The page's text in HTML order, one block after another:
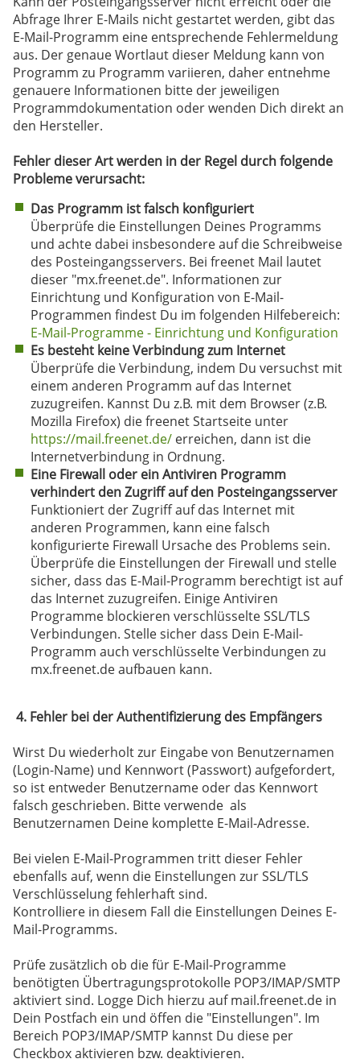
Abfrage Ihrer E-Mails nicht gestartet werden, gibt das
E-Mail-Programm eine entsprechende Fehlermeldung
aus. Der genaue Wortlaut dieser Meldung kann von
Programm zu Programm variieren, daher entnehme
genauere Informationen bitte der jeweiligen
Programmdokumentation oder wenden Dich direkt an
den Hersteller.
Fehler dieser Art werden in der Regel durch folgende
Probleme verursacht:
Das Programm ist falsch konfiguriert
Überprüfe die Einstellungen Deines Programms
und achte dabei insbesondere auf die Schreibweise
des Posteingangsservers. Bei freenet Mail lautet
dieser "mx.freenet.de". Informationen zur
Einrichtung und Konfiguration von E-Mail-
Programmen findest Du im folgenden Hilfebereich:
E-Mail-Programme - Einrichtung und Konfiguration
Es besteht keine Verbindung zum Internet
Überprüfe die Verbindung, indem Du versuchst mit
einem anderen Programm auf das Internet
zuzugreifen. Kannst Du z.B. mit dem Browser (z.B.
Mozilla Firefox) die freenet Startseite unter
https://mail.freenet.de/ erreichen, dann ist die
Internetverbindung in Ordnung.
Eine Firewall oder ein Antiviren Programm
verhindert den Zugriff auf den Posteingangsserver
Funktioniert der Zugriff auf das Internet mit
anderen Programmen, kann eine falsch
konfigurierte Firewall Ursache des Problems sein.
Überprüfe die Einstellungen der Firewall und stelle
sicher, dass das E-Mail-Programm berechtigt ist auf
das Internet zuzugreifen. Einige Antiviren
Programme blockieren verschlüsselte SSL/TLS
Verbindungen. Stelle sicher dass Dein E-Mail-
Programm auch verschlüsselte Verbindungen zu
mx.freenet.de aufbauen kann.
4. Fehler bei der Authentifizierung des Empfängers
Wirst Du wiederholt zur Eingabe von Benutzernamen
(Login-Name) und Kennwort (Passwort) aufgefordert,
so ist entweder Benutzername oder das Kennwort
falsch geschrieben. Bitte verwende als
Benutzernamen Deine komplette E-Mail-Adresse.
Bei vielen E-Mail-Programmen tritt dieser Fehler
ebenfalls auf, wenn die Einstellungen zur SSL/TLS
Verschlüsselung fehlerhaft sind.
Kontrolliere in diesem Fall die Einstellungen Deines E-
Mail-Programms.
Prüfe zusätzlich ob die für E-Mail-Programme
benötigten Übertragungsprotokolle POP3/IMAP/SMTP
aktiviert sind. Logge Dich hierzu auf mail.freenet.de in
Dein Postfach ein und öffen die "Einstellungen". Im
Bereich POP3/IMAP/SMTP kannst Du diese per
Checkbox aktivieren bzw. deaktivieren.